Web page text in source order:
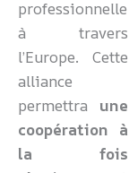
professionnelle
à travers
l’Europe. Cette
alliance
permettra une
coopération à
la fois